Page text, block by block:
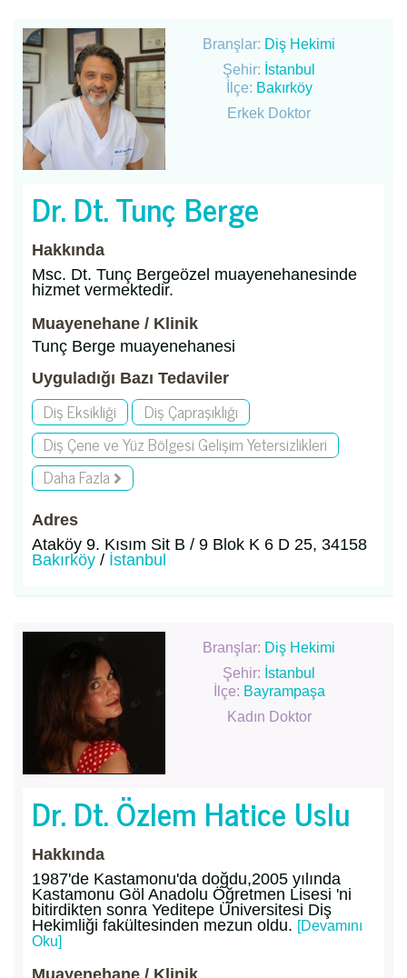
Branşlar: Diş Hekimi
Şehir: İstanbul
İlçe: Bakırköy
Erkek Doktor
Dr. Dt. Tunç Berge
Hakkında
Msc. Dt. Tunç Bergeözel muayenehanesinde
hizmet vermektedir.
Muayenehane / Klinik
Tunç Berge muayenehanesi
Uyguladığı Bazı Tedaviler
Diş Eksikliği
Diş Çapraşıklığı
Diş Çene ve Yüz Bölgesi Gelişim Yetersizlikleri
Daha Fazla
Adres
Ataköy 9. Kısım Sit B / 9 Blok K 6 D 25, 34158
Bakırköy / İstanbul
Branşlar: Diş Hekimi
Şehir: İstanbul
İlçe: Bayrampaşa
Kadın Doktor
Dr. Dt. Özlem Hatice Uslu
Hakkında
1987'de Kastamonu'da doğdu,2005 yılında
Kastamonu Göl Anadolu Öğretmen Lisesi 'ni
bitirdikten sonra Yeditepe Üniversitesi Diş
Hekimliği fakültesinden mezun oldu. [Devamını
Oku]